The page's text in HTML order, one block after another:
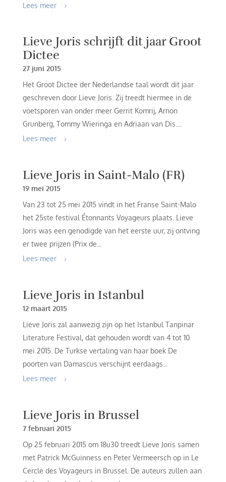
Lees meer
Lieve Joris schrijft dit jaar Groot
Dictee
27 juni 2015
Het Groot Dictee der Nederlandse taal wordt dit jaar
geschreven door Lieve Joris. Zij treedt hiermee in de
voetsporen van onder meer Gerrit Komrij, Arnon
Grunberg, Tommy Wieringa en Adriaan van Dis....
Lees meer
Lieve Joris in Saint-Malo (FR)
19 mei 2015
Van 23 tot 25 mei 2015 vindt in het Franse Saint-Malo
het 25ste festival Étonnants Voyageurs plaats. Lieve
Joris was een genodigde van het eerste uur, zij ontving
er twee prijzen (Prix de...
Lees meer
Lieve Joris in Istanbul
12 maart 2015
Lieve Joris zal aanwezig zijn op het Istanbul Tanpinar
Literature Festival, dat gehouden wordt van 4 tot 10
mei 2015. De Turkse vertaling van haar boek De
poorten van Damascus verschijnt eerdaags...
Lees meer
Lieve Joris in Brussel
7 februari 2015
Op 25 februari 2015 om 18u30 treedt Lieve Joris samen
met Patrick McGuinness en Peter Vermeersch op in Le
Cercle des Voyageurs in Brussel. De auteurs zullen aan